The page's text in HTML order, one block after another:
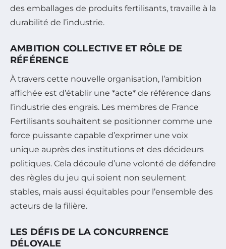
des emballages de produits fertilisants, travaille à la
durabilité de l’industrie.
AMBITION COLLECTIVE ET RÔLE DE
RÉFÉRENCE
À travers cette nouvelle organisation, l’ambition
affichée est d’établir une *acte* de référence dans
l’industrie des engrais. Les membres de France
Fertilisants souhaitent se positionner comme une
force puissante capable d’exprimer une voix
unique auprès des institutions et des décideurs
politiques. Cela découle d’une volonté de défendre
des règles du jeu qui soient non seulement
stables, mais aussi équitables pour l’ensemble des
acteurs de la filière.
LES DÉFIS DE LA CONCURRENCE
DÉLOYALE